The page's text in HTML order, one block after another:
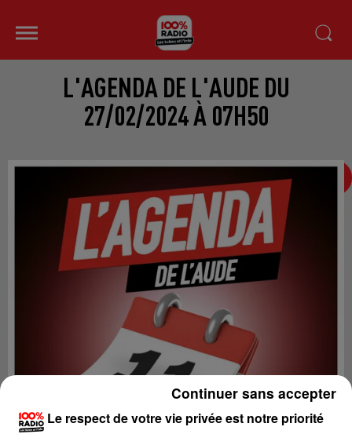
L'AGENDA DE L'AUDE DU
27/02/2024 À 07H50
Le respect de votre vie privée est notre priorité
Continuer sans accepter